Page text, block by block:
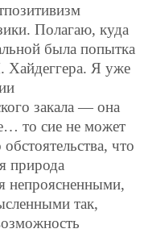
Полагаю, куда
была попытка
Хайдеггера. Я уже
закала — она
то сие не может
что
природа
непроясненными,
так,